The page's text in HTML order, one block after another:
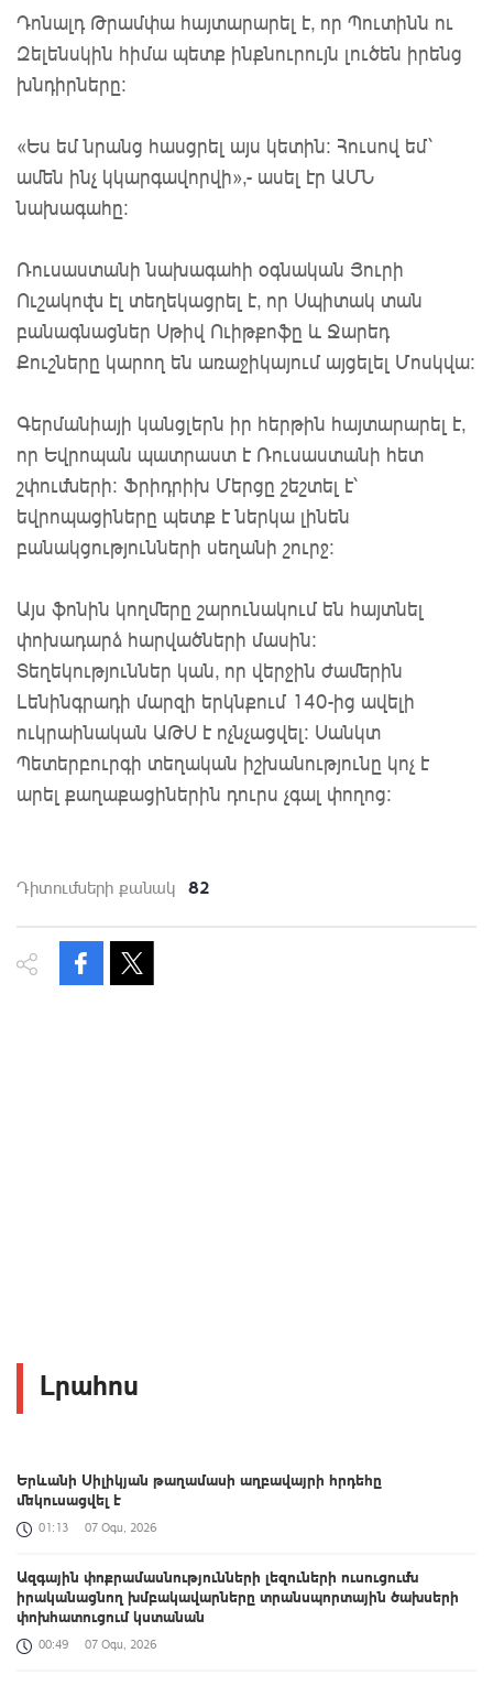
Դոնալդ Թրամփա հայտարարել է, որ Պուտինն ու
Զելենսկին հիմա պետք ինքնուրույն լուծեն իրենց
խնդիրները:
«Ես եմ նրանց հասցրել այս կետին: Հուսով եմ՝
ամեն ինչ կկարգավորվի»,- ասել էր ԱՄՆ
նախագահը:
Ռուսաստանի նախագահի օգնական Յուրի
Ուշակովն էլ տեղեկացրել է, որ Սպիտակ տան
բանագնացներ Սթիվ Ուիթքոֆը և Ջարեդ
Քուշները կարող են առաջիկայում այցելել Մոսկվա:
Գերմանիայի կանցլերն իր հերթին հայտարարել է,
որ Եվրոպան պատրաստ է Ռուսաստանի հետ
շփումների: Ֆրիդրիխ Մերցը շեշտել է՝
եվրոպացիները պետք է ներկա լինեն
բանակցությունների սեղանի շուրջ:
Այս ֆոնին կողմերը շարունակում են հայտնել
փոխադարձ հարվածների մասին:
Տեղեկություններ կան, որ վերջին ժամերին
Լենինգրադի մարզի երկնքում 140-ից ավելի
ուկրաինական ԱԹՍ է ոչնչացվել: Սանկտ
Պետերբուրգի տեղական իշխանությունը կոչ է
արել քաղաքացիներին դուրս չգալ փողոց:
Դիտումների քանակ 82
Լրահոս
Երևանի Սիլիկյան թաղամասի աղբավայրի հրդեհը
մեկուսացվել է
01:13 07 Օգս, 2026
Ազգային փոքրամասնությունների լեզուների ուսուցումն
իրականացնող խմբակավարները տրանսպորտային ծախսերի
փոխհատուցում կստանան
00:49 07 Օգս, 2026